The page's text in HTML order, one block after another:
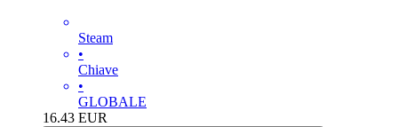
Steam
•
Chiave
•
GLOBALE
16.43 EUR